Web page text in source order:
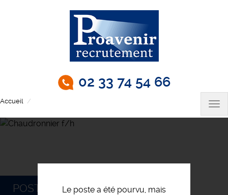
02 33 74 54 66
Accueil
Le poste a été pourvu, mais
POSTULEZ